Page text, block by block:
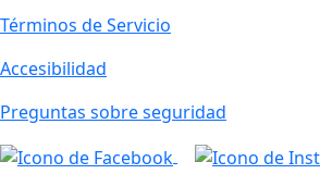
Términos de Servicio
Accesibilidad
Preguntas sobre seguridad